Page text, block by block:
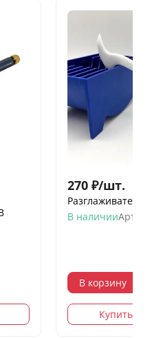
270 ₽/шт.
Разглаживатель
В наличии
В корзину
Купить в